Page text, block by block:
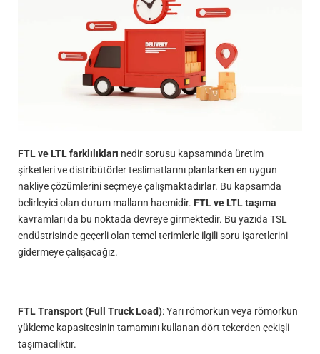
FTL ve LTL farklılıkları nedir sorusu kapsamında üretim
şirketleri ve distribütörler teslimatlarını planlarken en uygun
nakliye çözümlerini seçmeye çalışmaktadırlar. Bu kapsamda
belirleyici olan durum malların hacmidir. FTL ve LTL taşıma
kavramları da bu noktada devreye girmektedir. Bu yazıda TSL
endüstrisinde geçerli olan temel terimlerle ilgili soru işaretlerini
gidermeye çalışacağız.
FTL Transport (Full Truck Load): Yarı römorkun veya römorkun
yükleme kapasitesinin tamamını kullanan dört tekerden çekişli
taşımacılıktır.